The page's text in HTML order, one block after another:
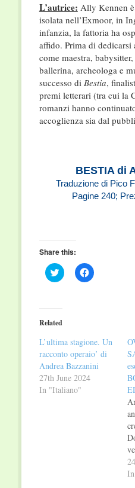
L’autrice: Ally Kennen
isolata nell’Exmoor, in
infanzia, la fattoria ha
affido. Prima di dedicarsi
come maestra,
ballerina, archeologa e
successo di Bestia,
premi letterari (tra cui la
romanzi hanno
accoglienza sia dal
BESTIA di
Traduzione di Pico
Pagine 240;
Share this:
Click
to
(Opens
in
new
Click
to
Related
L’ultima stagione. Un
racconto operaio’ di
Andrea Bazzanini
27th June 2024
In "Italiano"